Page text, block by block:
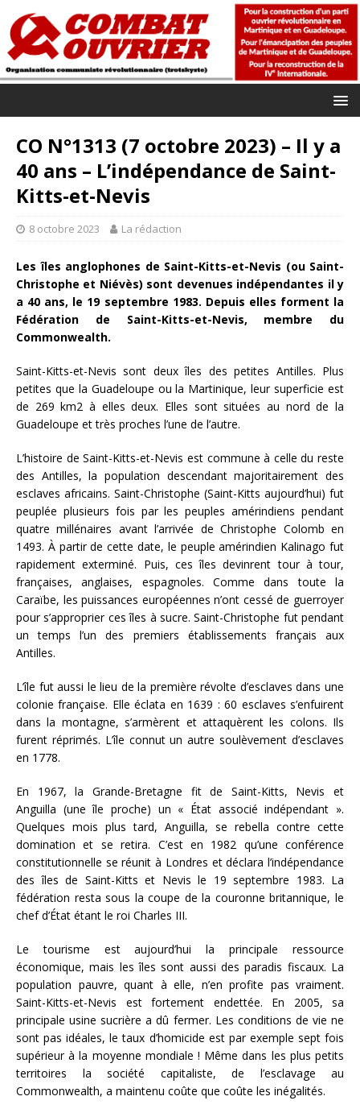
CO N°1313 (7 octobre 2023) – Il y a
40 ans – L’indépendance de Saint-
Kitts-et-Nevis
8 octobre 2023 La rédaction
Les îles anglophones de Saint-Kitts-et-Nevis (ou Saint-
Christophe et Niévès) sont devenues indépendantes il y
a 40 ans, le 19 septembre 1983. Depuis elles forment la
Fédération de Saint-Kitts-et-Nevis, membre du
Commonwealth.
Saint-Kitts-et-Nevis sont deux îles des petites Antilles. Plus
petites que la Guadeloupe ou la Martinique, leur superficie est
de 269 km2 à elles deux. Elles sont situées au nord de la
Guadeloupe et très proches l’une de l’autre.
L’histoire de Saint-Kitts-et-Nevis est commune à celle du reste
des Antilles, la population descendant majoritairement des
esclaves africains. Saint-Christophe (Saint-Kitts aujourd’hui) fut
peuplée plusieurs fois par les peuples amérindiens pendant
quatre millénaires avant l’arrivée de Christophe Colomb en
1493. À partir de cette date, le peuple amérindien Kalinago fut
rapidement exterminé. Puis, ces îles devinrent tour à tour,
françaises, anglaises, espagnoles. Comme dans toute la
Caraïbe, les puissances européennes n’ont cessé de guerroyer
pour s’approprier ces îles à sucre. Saint-Christophe fut pendant
un temps l’un des premiers établissements français aux
Antilles.
L’île fut aussi le lieu de la première révolte d’esclaves dans une
colonie française. Elle éclata en 1639 : 60 esclaves s’enfuirent
dans la montagne, s’armèrent et attaquèrent les colons. Ils
furent réprimés. L’île connut un autre soulèvement d’esclaves
en 1778.
En 1967, la Grande-Bretagne fit de Saint-Kitts, Nevis et
Anguilla (une île proche) un « État associé indépendant ».
Quelques mois plus tard, Anguilla, se rebella contre cette
domination et se retira. C’est en 1982 qu’une conférence
constitutionnelle se réunit à Londres et déclara l’indépendance
des îles de Saint-Kitts et Nevis le 19 septembre 1983. La
fédération resta sous la coupe de la couronne britannique, le
chef d’État étant le roi Charles III.
Le tourisme est aujourd’hui la principale ressource
économique, mais les îles sont aussi des paradis fiscaux. La
population pauvre, quant à elle, n’en profite pas vraiment.
Saint-Kitts-et-Nevis est fortement endettée. En 2005, sa
principale usine sucrière a dû fermer. Les conditions de vie ne
sont pas idéales, le taux d’homicide est par exemple sept fois
supérieur à la moyenne mondiale ! Même dans les plus petits
territoires la société capitaliste, de l’esclavage au
Commonwealth, a maintenu coûte que coûte les inégalités.